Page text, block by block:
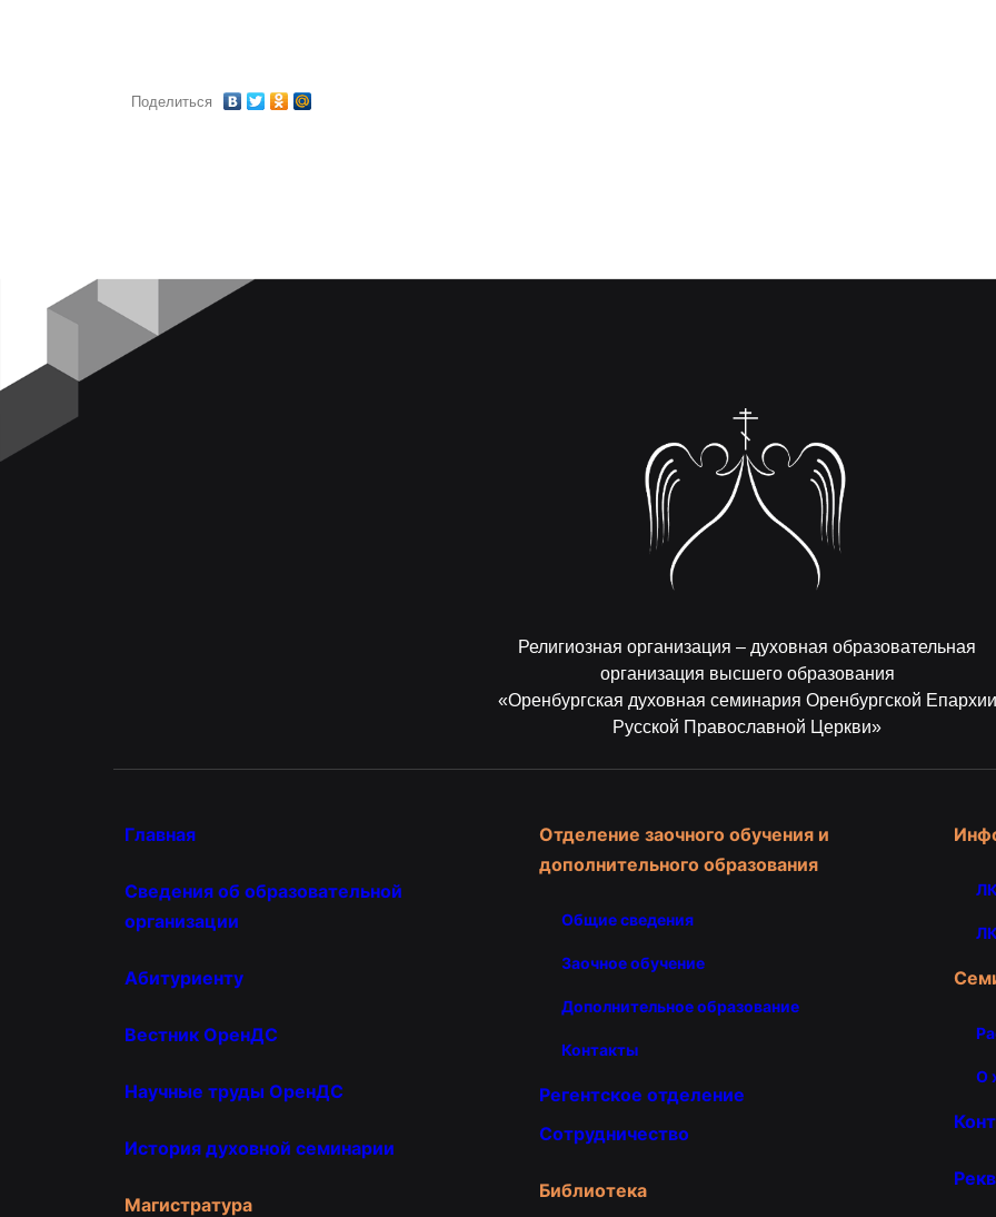
Поделиться
Религиозная организация – духовная образовательная
организация высшего образования
«Оренбургская духовная семинария Оренбургской Епархии
Русской Православной Церкви»
Главная
Сведения об образовательной
организации
Абитуриенту
Вестник ОренДС
Научные труды ОренДС
История духовной семинарии
Магистратура
Отделение заочного обучения и
дополнительного образования
Общие сведения
Заочное обучение
Дополнительное образование
Контакты
Регентское отделение
Сотрудничество
Библиотека
О